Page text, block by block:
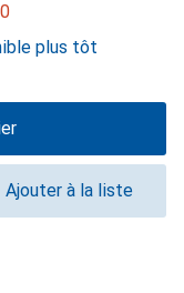
plus tôt
Ajouter à la liste